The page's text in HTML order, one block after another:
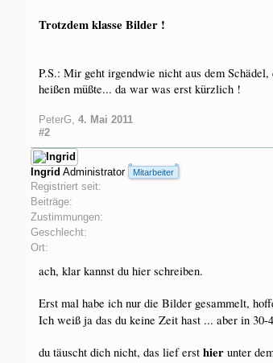
Trotzdem klasse Bilder !
P.S.: Mir geht irgendwie nicht aus dem
heißen müßte... da war was erst kürzlich !
PeterG, 4. Mai 2011
#2
Ingrid Administrator Mitarbeiter
Registriert seit:
Beiträge:
Zustimmungen:
Geschlecht:
Ort:
ach, klar kannst du hier schreiben.
Erst mal habe ich nur die Bilder gesammelt,
Ich weiß ja das du keine Zeit hast ... aber in 30-
du täuscht dich nicht, das lief ersthier unter